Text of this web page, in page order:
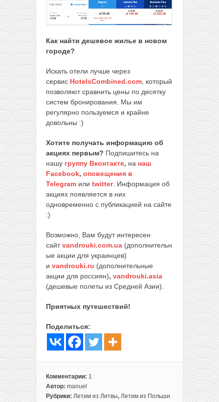
Как найти дешевое жилье в новом
городе?
Искать отели лучше через
сервис HotelsCombined.com, который
позволяют сравнить цены по десятку
систем бронирования. Мы им
регулярно пользуемся и крайне
довольны :)
Хотите получать информацию об
акциях первым? Подпишитесь на
нашу группу Вконтакте, на наш
Facebook, оповещения в
Telegram или twitter. Информация об
акциях появляется в них
одновременно с публикацией на сайте
:)
Возможно, Вам будут интересен
сайтvandrouki.com.ua (дополнительн
ые акции для украинцев)
и vandrouki.ru (дополнительные
акции для россиян), vandrouki.asia
(дешевые полеты из Средней Азии).
Приятных путешествий!
Поделиться:
Комментарии: 1
Автор: manuel
Рубрики: Летим из Литвы, Летим из Польши